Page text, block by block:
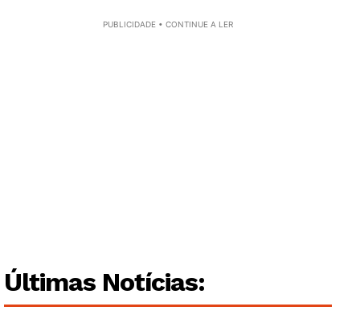
Artigos
PUBLICIDADE • CONTINUE A LER
Últimas Notícias: